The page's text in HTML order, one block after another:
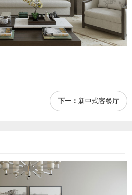
下一： 新中式客餐厅